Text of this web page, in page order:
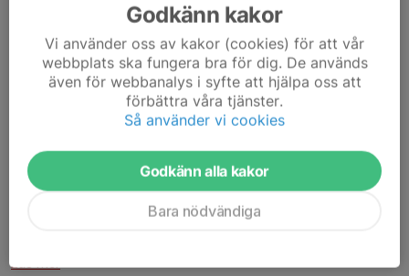
Första träningen kommer ske på konstgräset nu på Torsdag
23/2 kl. 16,30-18,00
Kom ihåg att vädret kanske inte är med oss så klä er efter väder.
Välkomna / Ledarna
Ny lagsida!
13 nov 2022
0 kommentarer
På denna sidan kommer ni hitta nyheter och information som
Läs mer
Godkänn kakor
Vi använder oss av kakor (cookies) för att vår
webbplats ska fungera bra för dig. De används
även för webbanalys i syfte att hjälpa oss att
förbättra våra tjänster.
Så använder vi cookies
Godkänn alla kakor
Bara nödvändiga